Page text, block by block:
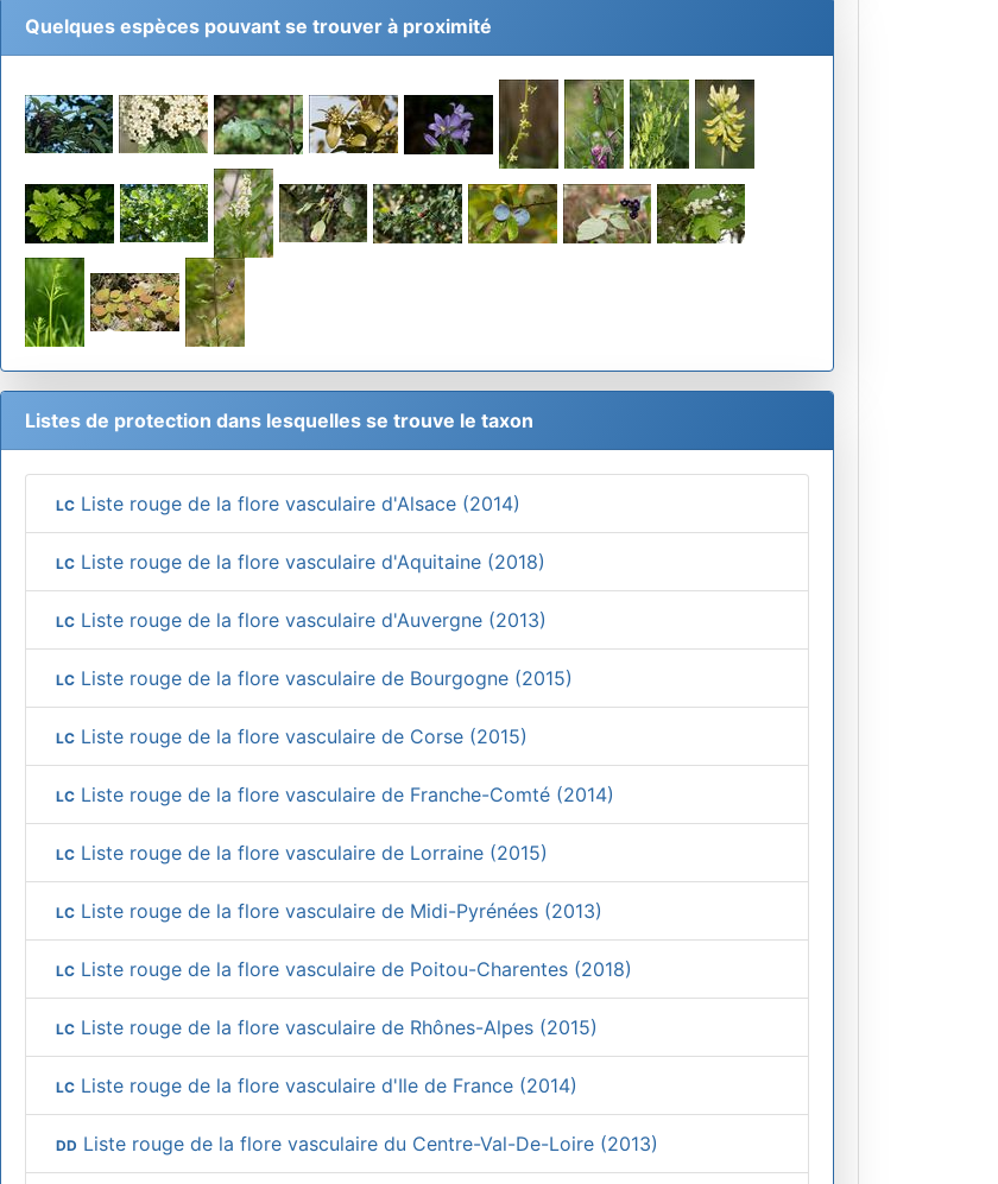
Quelques espèces pouvant se trouver à proximité
Listes de protection dans lesquelles se trouve le taxon
LC Liste rouge de la flore vasculaire d'Alsace (2014)
LC Liste rouge de la flore vasculaire d'Aquitaine (2018)
LC Liste rouge de la flore vasculaire d'Auvergne (2013)
LC Liste rouge de la flore vasculaire de Bourgogne (2015)
LC Liste rouge de la flore vasculaire de Corse (2015)
LC Liste rouge de la flore vasculaire de Franche-Comté (2014)
LC Liste rouge de la flore vasculaire de Lorraine (2015)
LC Liste rouge de la flore vasculaire de Midi-Pyrénées (2013)
LC Liste rouge de la flore vasculaire de Poitou-Charentes (2018)
LC Liste rouge de la flore vasculaire de Rhônes-Alpes (2015)
LC Liste rouge de la flore vasculaire d'Ile de France (2014)
DD Liste rouge de la flore vasculaire du Centre-Val-De-Loire (2013)